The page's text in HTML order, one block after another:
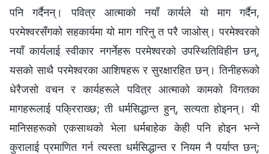
पनि गर्दैनन्। पवित्र आत्माको नयाँ कार्यले यो माग गर्दैन,
परमेश्‍वरसँगको सहकार्यमा यो माग गरिनु त परै जाओस्। परमेश्‍वरको
नयाँ कार्यलाई स्वीकार नगर्नेहरू परमेश्‍वरको उपस्थितिविहीन छन्,
यसको साथै परमेश्‍वरका आशिषहरू र सुरक्षारहित छन्। तिनीहरूको
धेरैजसो वचन र कार्यहरूले पवित्र आत्माको कामको विगतका
मागहरूलाई पक्रिराख्छ; ती धर्मसिद्धान्त हुन्, सत्यता होइनन्। यी
मानिसहरूको एकसाथको भेला धर्मबाहेक केही पनि होइन भन्‍ने
कुरालाई प्रमाणित गर्न त्यस्ता धर्मसिद्धान्त र नियम नै पर्याप्त छन्;